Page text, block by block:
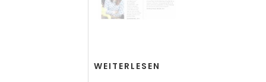
WEITERLESEN